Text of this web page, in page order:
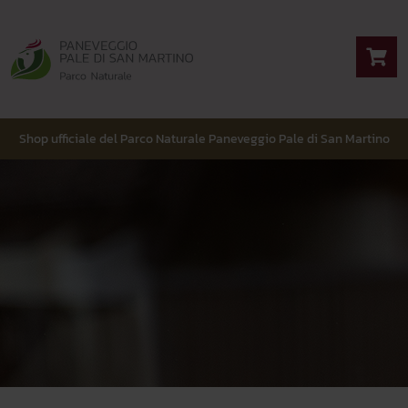
Shop ufficiale del Parco Naturale Paneveggio Pale di San Martino